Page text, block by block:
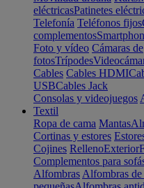
eléctricasPatinetes
Telefonía Teléfonos fijos
complementos
Foto y vídeo Cámaras de
fotosTrípodes
Cables Cables HDMI
USBCables Jack
Consolas y videojuegos
Textil
Ropa de cama Mantas
Cortinas y estores
Cojines RellenoExterior
Complementos para
Alfombras Alfombras